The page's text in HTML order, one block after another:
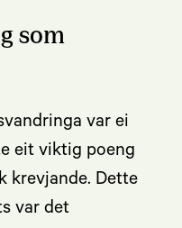
som
var ei
eit viktig poeng
krevjande. Dette
var det